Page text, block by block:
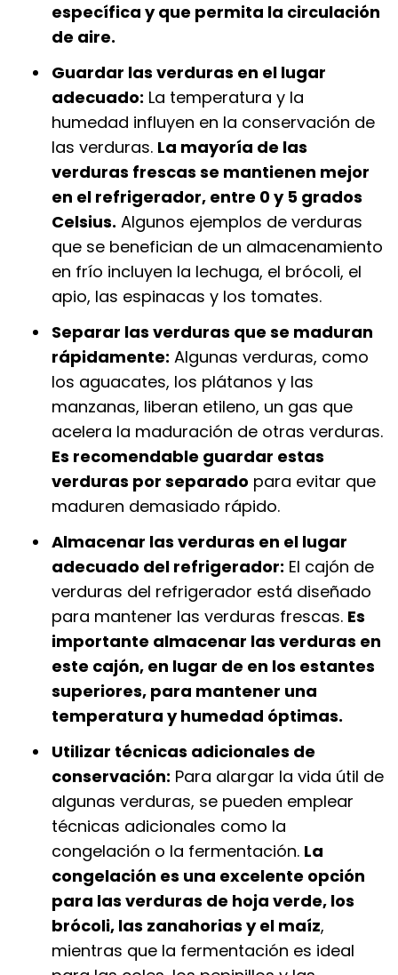
específica y que permita la circulación
de aire.
Guardar las verduras en el lugar
adecuado: La temperatura y la
humedad influyen en la conservación de
las verduras. La mayoría de las
verduras frescas se mantienen mejor
en el refrigerador, entre 0 y 5 grados
Celsius. Algunos ejemplos de verduras
que se benefician de un almacenamiento
en frío incluyen la lechuga, el brócoli, el
apio, las espinacas y los tomates.
Separar las verduras que se maduran
rápidamente: Algunas verduras, como
los aguacates, los plátanos y las
manzanas, liberan etileno, un gas que
acelera la maduración de otras verduras.
Es recomendable guardar estas
verduras por separado para evitar que
maduren demasiado rápido.
Almacenar las verduras en el lugar
adecuado del refrigerador: El cajón de
verduras del refrigerador está diseñado
para mantener las verduras frescas. Es
importante almacenar las verduras en
este cajón, en lugar de en los estantes
superiores, para mantener una
temperatura y humedad óptimas.
Utilizar técnicas adicionales de
conservación: Para alargar la vida útil de
algunas verduras, se pueden emplear
técnicas adicionales como la
congelación o la fermentación. La
congelación es una excelente opción
para las verduras de hoja verde, los
brócoli, las zanahorias y el maíz,
mientras que la fermentación es ideal